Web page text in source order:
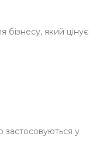
бізнесу, який цінує
застосовуються у